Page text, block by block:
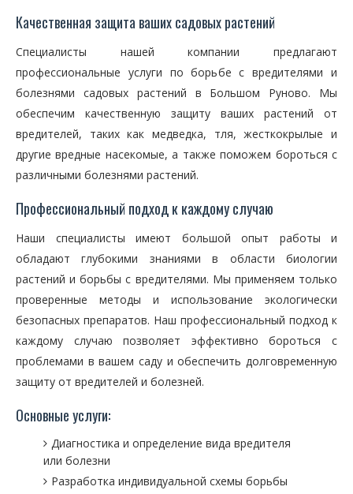
Качественная защита ваших садовых растений
Специалисты нашей компании предлагают
профессиональные услуги по борьбе с вредителями и
болезнями садовых растений в Большом Руново. Мы
обеспечим качественную защиту ваших растений от
вредителей, таких как медведка, тля, жесткокрылые и
другие вредные насекомые, а также поможем бороться с
различными болезнями растений.
Профессиональный подход к каждому случаю
Наши специалисты имеют большой опыт работы и
обладают глубокими знаниями в области биологии
растений и борьбы с вредителями. Мы применяем только
проверенные методы и использование экологически
безопасных препаратов. Наш профессиональный подход к
каждому случаю позволяет эффективно бороться с
проблемами в вашем саду и обеспечить долговременную
защиту от вредителей и болезней.
Основные услуги:
Диагностика и определение вида вредителя
или болезни
Разработка индивидуальной схемы борьбы